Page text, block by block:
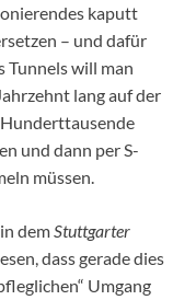
kaputt
– und dafür
Tunnels will man
lang auf der
und dann per S-
müssen.
dem Stuttgarter
dass gerade dies
Umgang